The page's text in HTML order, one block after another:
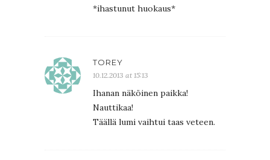
*ihastunut huokaus*
TOREY
10.12.2013 at 15:13
Ihanan näköinen paikka!
Nauttikaa!
Täällä lumi vaihtui taas veteen.